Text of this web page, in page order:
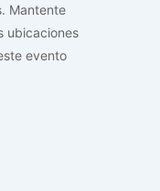
Mantente
ubicaciones
evento